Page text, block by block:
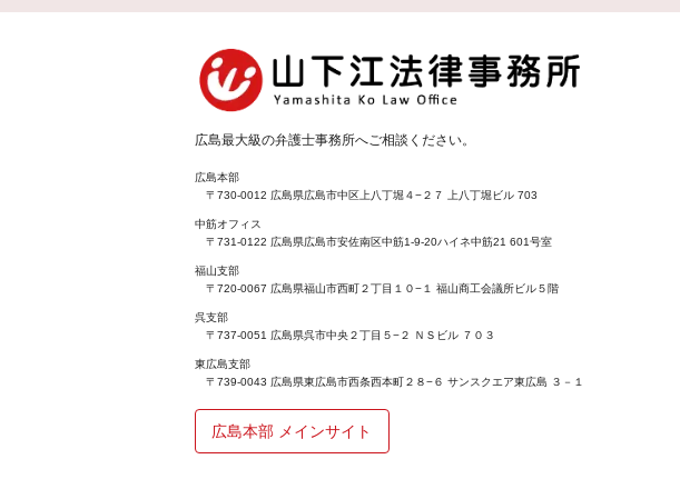
広島最大級の弁護士事務所へご相談ください。
広島本部
〒730-0012 広島県広島市中区上八丁堀４−２７ 上八丁堀ビル 703
中筋オフィス
〒731-0122 広島県広島市安佐南区中筋1-9-20ハイネ中筋21 601号室
福山支部
〒720-0067 広島県福山市西町２丁目１０−１ 福山商工会議所ビル５階
呉支部
〒737-0051 広島県呉市中央２丁目５−２ ＮＳビル ７０３
東広島支部
〒739-0043 広島県東広島市西条西本町２８−６ サンスクエア東広島 ３－１
広島本部 メインサイト